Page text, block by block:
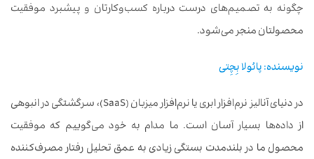
چگونه به تصمیم‌های درست درباره کسب‌وکارتان و پیشبرد موفقیت
محصولتان منجر می‌شود.
نویسنده: پائولا بِچِتی
در دنیای آنالیز نرم‌افزار ابری یا نرم‌افزار میزبان (SaaS)، سرگشتگی در انبوهی
از داده‌ها بسیار آسان است. ما مدام به خود می‌گوییم که موفقیت
محصول ما در بلندمدت بستگی زیادی به عمق تحلیل رفتار مصرف‌کننده